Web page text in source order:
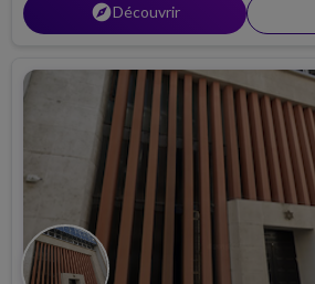
explorerDécouvrir